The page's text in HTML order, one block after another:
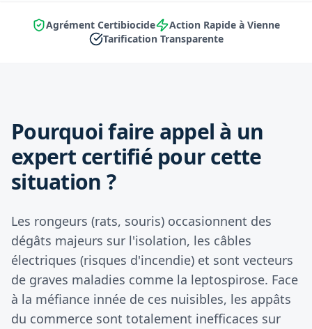
Agrément Certibiocide
Action Rapide à Vienne
Tarification Transparente
Pourquoi faire appel à un
expert certifié pour cette
situation ?
Les rongeurs (rats, souris) occasionnent des
dégâts majeurs sur l'isolation, les câbles
électriques (risques d'incendie) et sont vecteurs
de graves maladies comme la leptospirose. Face
à la méfiance innée de ces nuisibles, les appâts
du commerce sont totalement inefficaces sur